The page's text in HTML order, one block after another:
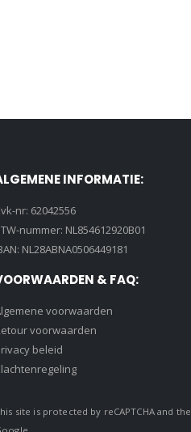
INFORMATIE:
nr: 62042556
nummer: NL854612920B01
NL28ABNA0506449181
& FAQ:
voorwaarden
voorwaarden
beleid
site is protected by reCAPTCHA and the